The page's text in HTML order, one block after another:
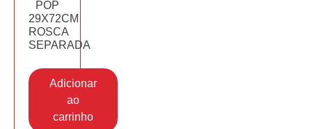
POP
29X72CM
ROSCA
SEPARADA
Adicionar
ao
carrinho